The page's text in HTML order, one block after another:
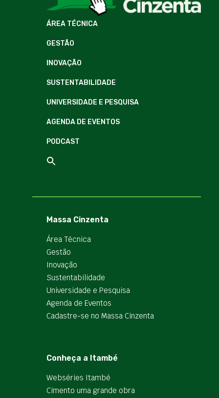
ÁREA TÉCNICA
GESTÃO
INOVAÇÃO
SUSTENTABILIDADE
UNIVERSIDADE E PESQUISA
AGENDA DE EVENTOS
PODCAST
Massa Cinzenta
Área Técnica
Gestão
Inovação
Sustentabilidade
Universidade e Pesquisa
Agenda de Eventos
Cadastre-se no Massa Cinzenta
Conheça a Itambé
Webséries Itambé
Cimento uma grande obra